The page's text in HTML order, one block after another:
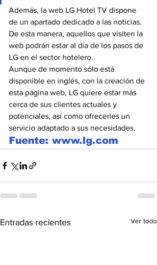
Además, la web LG Hotel TV dispone
de un apartado dedicado a las noticias.
De esta manera, aquellos que visiten la
web podrán estar al día de los pasos de
LG en el sector hotelero.
Aunque de momento sólo está
disponible en inglés, con la creación de
esta página web, LG quiere estar más
cerca de sus clientes actuales y
potenciales, así como ofrecerles un
servicio adaptado a sus necesidades.
Fuente: www.lg.com
Entradas recientes Ver todo